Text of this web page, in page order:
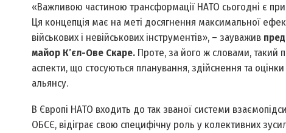
«Важливою частиною трансформації НАТО сьогодні є
Ця концепція має на меті досягнення максимальної
військових і невійськових інструментів», – зауважив
майор К’єл-Ове Скаре.Проте, за його ж словами, такий
аспекти, що стосуються планування, здійснення та
альянсу.
В Європі НАТО входить до так званої системи
ОБСЄ, відіграє свою специфічну роль у колективних